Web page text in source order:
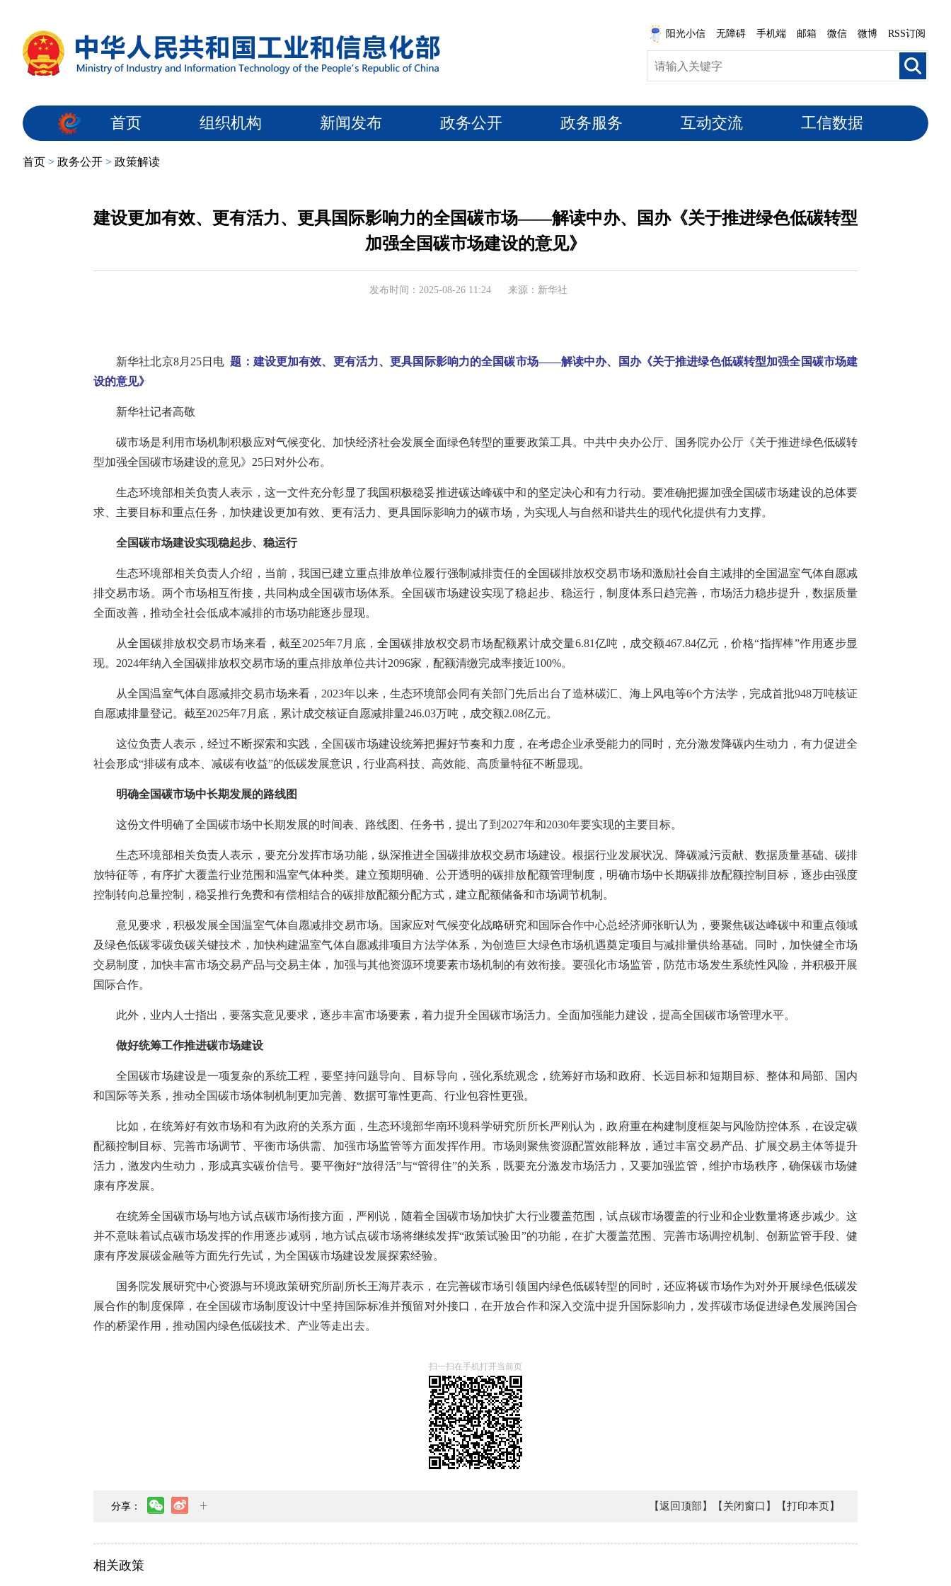
阳光小信 无障碍 手机端 邮箱 微信 微博 RSS订阅
首页 组织机构 新闻发布 政务公开 政务服务 互动交流 工信数据
首页 > 政务公开 > 政策解读
建设更加有效、更有活力、更具国际影响力的全国碳市场——解读中办、国办《关于推进绿色低碳转型
加强全国碳市场建设的意见》
发布时间：2025-08-26 11:24 来源：新华社
新华社北京8月25日电题：建设更加有效、更有活力、更具国际影响力的全国碳市场——解读中办、国办《关于推进绿色低碳转型加强全国碳市场建
设的意见》
新华社记者高敬
碳市场是利用市场机制积极应对气候变化、加快经济社会发展全面绿色转型的重要政策工具。中共中央办公厅、国务院办公厅《关于推进绿色低碳转
型加强全国碳市场建设的意见》25日对外公布。
生态环境部相关负责人表示，这一文件充分彰显了我国积极稳妥推进碳达峰碳中和的坚定决心和有力行动。要准确把握加强全国碳市场建设的总体要
求、主要目标和重点任务，加快建设更加有效、更有活力、更具国际影响力的碳市场，为实现人与自然和谐共生的现代化提供有力支撑。
全国碳市场建设实现稳起步、稳运行
生态环境部相关负责人介绍，当前，我国已建立重点排放单位履行强制减排责任的全国碳排放权交易市场和激励社会自主减排的全国温室气体自愿减
排交易市场。两个市场相互衔接，共同构成全国碳市场体系。全国碳市场建设实现了稳起步、稳运行，制度体系日趋完善，市场活力稳步提升，数据质量
全面改善，推动全社会低成本减排的市场功能逐步显现。
从全国碳排放权交易市场来看，截至2025年7月底，全国碳排放权交易市场配额累计成交量6.81亿吨，成交额467.84亿元，价格“指挥棒”作用逐步显
现。2024年纳入全国碳排放权交易市场的重点排放单位共计2096家，配额清缴完成率接近100%。
从全国温室气体自愿减排交易市场来看，2023年以来，生态环境部会同有关部门先后出台了造林碳汇、海上风电等6个方法学，完成首批948万吨核证
自愿减排量登记。截至2025年7月底，累计成交核证自愿减排量246.03万吨，成交额2.08亿元。
这位负责人表示，经过不断探索和实践，全国碳市场建设统筹把握好节奏和力度，在考虑企业承受能力的同时，充分激发降碳内生动力，有力促进全
社会形成“排碳有成本、减碳有收益”的低碳发展意识，行业高科技、高效能、高质量特征不断显现。
明确全国碳市场中长期发展的路线图
这份文件明确了全国碳市场中长期发展的时间表、路线图、任务书，提出了到2027年和2030年要实现的主要目标。
生态环境部相关负责人表示，要充分发挥市场功能，纵深推进全国碳排放权交易市场建设。根据行业发展状况、降碳减污贡献、数据质量基础、碳排
放特征等，有序扩大覆盖行业范围和温室气体种类。建立预期明确、公开透明的碳排放配额管理制度，明确市场中长期碳排放配额控制目标，逐步由强度
控制转向总量控制，稳妥推行免费和有偿相结合的碳排放配额分配方式，建立配额储备和市场调节机制。
意见要求，积极发展全国温室气体自愿减排交易市场。国家应对气候变化战略研究和国际合作中心总经济师张昕认为，要聚焦碳达峰碳中和重点领域
及绿色低碳零碳负碳关键技术，加快构建温室气体自愿减排项目方法学体系，为创造巨大绿色市场机遇奠定项目与减排量供给基础。同时，加快健全市场
交易制度，加快丰富市场交易产品与交易主体，加强与其他资源环境要素市场机制的有效衔接。要强化市场监管，防范市场发生系统性风险，并积极开展
国际合作。
此外，业内人士指出，要落实意见要求，逐步丰富市场要素，着力提升全国碳市场活力。全面加强能力建设，提高全国碳市场管理水平。
做好统筹工作推进碳市场建设
全国碳市场建设是一项复杂的系统工程，要坚持问题导向、目标导向，强化系统观念，统筹好市场和政府、长远目标和短期目标、整体和局部、国内
和国际等关系，推动全国碳市场体制机制更加完善、数据可靠性更高、行业包容性更强。
比如，在统筹好有效市场和有为政府的关系方面，生态环境部华南环境科学研究所所长严刚认为，政府重在构建制度框架与风险防控体系，在设定碳
配额控制目标、完善市场调节、平衡市场供需、加强市场监管等方面发挥作用。市场则聚焦资源配置效能释放，通过丰富交易产品、扩展交易主体等提升
活力，激发内生动力，形成真实碳价信号。要平衡好“放得活”与“管得住”的关系，既要充分激发市场活力，又要加强监管，维护市场秩序，确保碳市场健
康有序发展。
在统筹全国碳市场与地方试点碳市场衔接方面，严刚说，随着全国碳市场加快扩大行业覆盖范围，试点碳市场覆盖的行业和企业数量将逐步减少。这
并不意味着试点碳市场发挥的作用逐步减弱，地方试点碳市场将继续发挥“政策试验田”的功能，在扩大覆盖范围、完善市场调控机制、创新监管手段、健
康有序发展碳金融等方面先行先试，为全国碳市场建设发展探索经验。
国务院发展研究中心资源与环境政策研究所副所长王海芹表示，在完善碳市场引领国内绿色低碳转型的同时，还应将碳市场作为对外开展绿色低碳发
展合作的制度保障，在全国碳市场制度设计中坚持国际标准并预留对外接口，在开放合作和深入交流中提升国际影响力，发挥碳市场促进绿色发展跨国合
作的桥梁作用，推动国内绿色低碳技术、产业等走出去。
扫一扫在手机打开当前页
分享： 【返回顶部】 【关闭窗口】 【打印本页】
相关政策